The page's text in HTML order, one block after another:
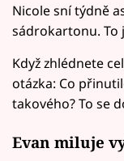
Nicole sní týdně
sádrokartonu. To
Když zhlédnete
otázka: Co
takového? To se
Evan miluje